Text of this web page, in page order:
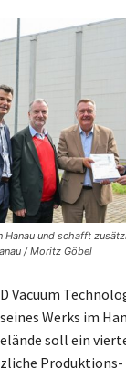
Hanau und schafft
/ Moritz Göbel
Vacuum
Werks im
soll ein
Produktions-